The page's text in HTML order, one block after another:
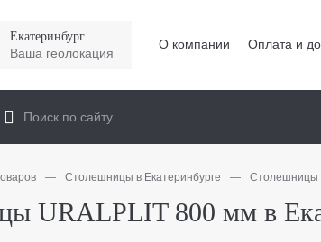
Екатеринбург
Ваша геолокация
О компании Оплата и
— Столешницы в Екатеринбурге — Столешницы
URALPLIT 800 мм в